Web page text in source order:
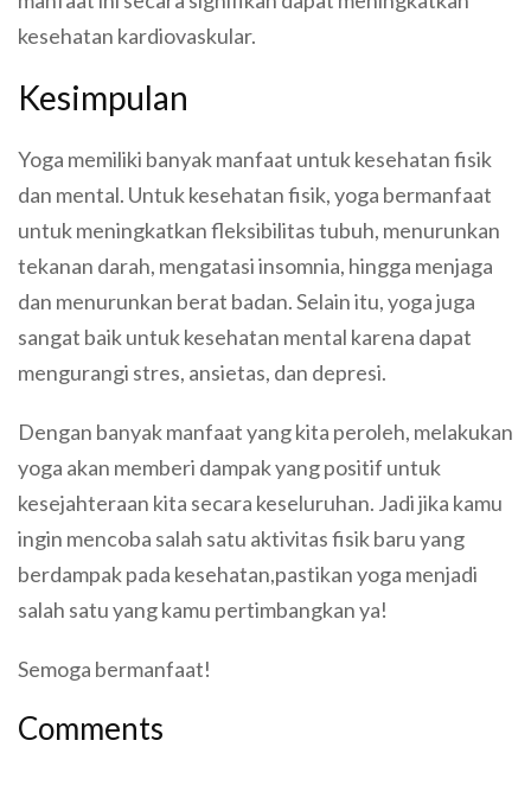
kesehatan kardiovaskular.
Kesimpulan
Yoga memiliki banyak manfaat untuk kesehatan fisik
dan mental. Untuk kesehatan fisik, yoga bermanfaat
untuk meningkatkan fleksibilitas tubuh, menurunkan
tekanan darah, mengatasi insomnia, hingga menjaga
dan menurunkan berat badan. Selain itu, yoga juga
sangat baik untuk kesehatan mental karena dapat
mengurangi stres, ansietas, dan depresi.
Dengan banyak manfaat yang kita peroleh, melakukan
yoga akan memberi dampak yang positif untuk
kesejahteraan kita secara keseluruhan. Jadi jika kamu
ingin mencoba salah satu aktivitas fisik baru yang
berdampak pada kesehatan,pastikan yoga menjadi
salah satu yang kamu pertimbangkan ya!
Semoga bermanfaat!
Comments